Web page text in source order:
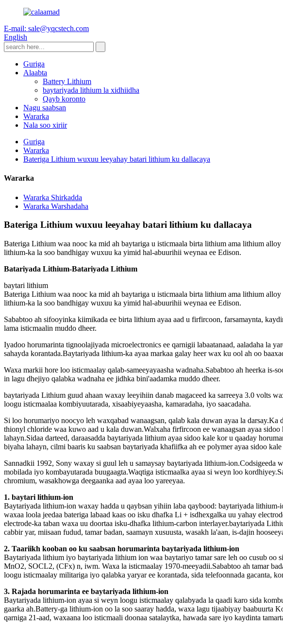
E-mail: sale@yqcstech.com
English
Guriga
Alaabta
Battery Lithium
baytariyada lithium la xidhiidha
Qayb koronto
Nagu saabsan
Wararka
Nala soo xiriir
Guriga
Wararka
Bateriga Lithium wuxuu leeyahay batari lithium ku dallacaya
Wararka
Wararka Shirkadda
Wararka Warshadaha
Bateriga Lithium wuxuu leeyahay batari lithium ku dallacaya
Bateriga Lithium waa nooc ka mid ah baytariga u isticmaala birta lithium ama lithium
lithium-ka la soo bandhigay wuxuu ka yimid hal-abuurihii weynaa ee Edison.
Batariyada Lithium-Batariyada Lithium
baytari lithium
Bateriga Lithium waa nooc ka mid ah baytariga u isticmaala birta lithium ama lithium
lithium-ka la soo bandhigay wuxuu ka yimid hal-abuurihii weynaa ee Edison.
Sababtoo ah sifooyinka kiimikada ee birta lithium ayaa aad u firfircoon, farsamaynta,
lama isticmaalin muddo dheer.
Iyadoo horumarinta tignoolajiyada microelectronics ee qarnigii labaatanaad, aaladaha la
sahayda korantada.Baytariyada lithium-ka ayaa markaa galay heer wax ku ool ah oo
Waxa markii hore loo isticmaalay qalab-sameeyayaasha wadnaha.Sababtoo ah heerka
in lagu dhejiyo qalabka wadnaha ee jidhka bini'aadamka muddo dheer.
baytariyada Lithium guud ahaan waxay leeyihiin danab magaceed ka sarreeya 3.0 volts
loogu isticmaalaa kombiyuutarada, xisaabiyeyaasha, kamaradaha, iyo saacadaha.
Si loo horumariyo noocyo leh waxqabad wanaagsan, qalab kala duwan ayaa la
thionyl chloride waa kuwo aad u kala duwan.Walxaha firfircoon ee wanaagsan ayaa
lahayn.Sidaa darteed, daraasadda baytariyada lithium ayaa sidoo kale kor u qaaday
biyaha lahayn, cilmi baaris ku saabsan baytariyada khafiifka ah ee polymer ayaa sidoo kale
Sannadkii 1992, Sony waxay si guul leh u samaysay baytariyada lithium-ion.Codsigeeda
mobilada iyo kombayutarada buugaagta.Waqtiga isticmaalka ayaa si weyn loo
chromium, wasakhowga deegaanka aad ayaa loo yareeyaa.
1. baytari lithium-ion
Baytariyada lithium-ion waxay hadda u qaybsan yihiin laba qaybood: baytariyada
waxaa loola jeedaa bateriga labaad kaas oo isku dhafka Li + isdhexgalka uu yahay
electrode-ka taban waxa uu doortaa isku-dhafka lithium-carbon interlayer.baytariyada
cabbir yar, miisaan fudud, tamar badan, saamayn xusuusta, wasakh la'aan, is-dajin
2. Taariikh kooban oo ku saabsan horumarinta baytariyada lithium-ion
Baytariyada lithium iyo baytariyada lithium ion waa baytariyo tamar sare leh oo cusub oo
MnO2, SOCL2, (CFx) n, iwm. Waxa la isticmaalay 1970-meeyadii.Sababtoo ah tamar
loogu isticmaalay militariga iyo qalabka yaryar ee korantada, sida telefoonnada gacanta,
3. Rajada horumarinta ee baytariyada lithium-ion
Baytariyada lithium-ion ayaa si weyn loogu isticmaalay qalabyada la qaadi karo sida
gaarka ah.Battery-ga lithium-ion oo la soo saaray hadda, waxa lagu tijaabiyay baabuurta
qarniga 21-aad, waxaana loo isticmaali doonaa satalaytka, hawada sare iyo kaydinta